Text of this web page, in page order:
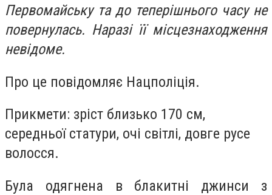
Первомайську та до теперішнього часу не
повернулась. Наразі її місцезнаходження
невідоме.
Про це повідомляє Нацполіція.
Прикмети: зріст близько 170 см,
середньої статури, очі світлі, довге русе
волосся.
Була одягнена в блакитні джинси з